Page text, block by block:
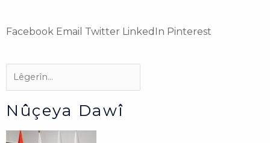
Facebook Email Twitter LinkedIn Pinterest
Search
Search
Nûçeya Dawî